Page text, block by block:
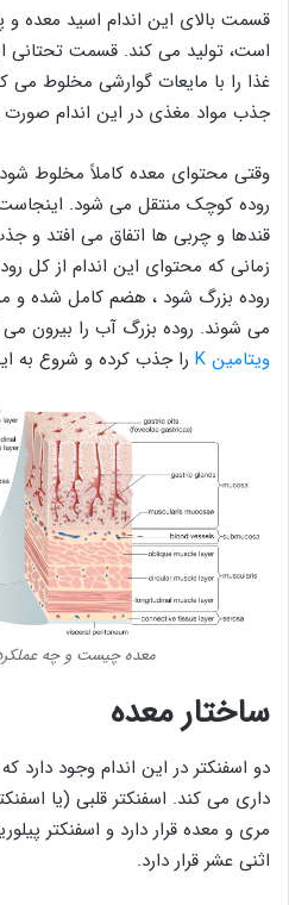
قسمت بالای این اندام اسید معده
است، تولید می کند. قسمت تحتانی
غذا را با مایعات گوارشی مخلوط می
جذب مواد مغذی در این اندام صورت
وقتی محتوای معده کاملاً مخلوط
روده کوچک منتقل می شود.
قندها و چربی ها اتفاق می افتد و
زمانی که محتوای این اندام از کل
روده بزرگ شود ، هضم کامل شده و
می شوند. روده بزرگ آب را بیرون می
ویتامین K
را جذب کرده و شروع به
معده چیست و چه
ساختار معده
دو اسفنکتر در این اندام وجود دارد
داری می کند. اسفنکتر قلبی (یا
مری و معده قرار دارد و اسفنکتر
اثنی عشر قرار دارد.